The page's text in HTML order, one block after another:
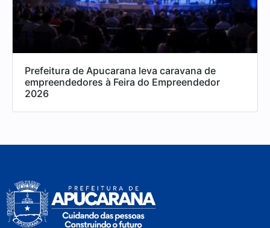
Prefeitura de Apucarana leva caravana de
empreendedores à Feira do Empreendedor
2026